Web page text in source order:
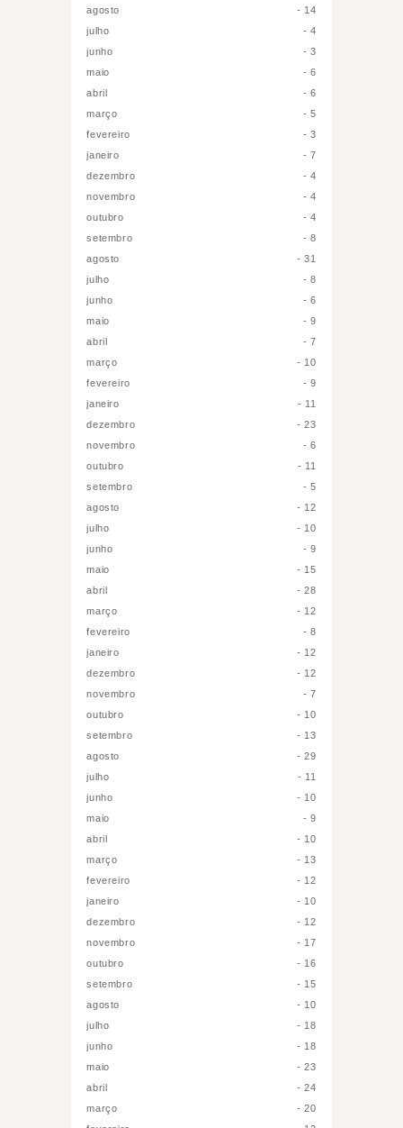
agosto
14
julho
4
junho
3
maio
6
abril
6
março
5
fevereiro
3
janeiro
7
dezembro
4
novembro
4
outubro
4
setembro
8
agosto
31
julho
8
junho
6
maio
9
abril
7
março
10
fevereiro
9
janeiro
11
dezembro
23
novembro
6
outubro
11
setembro
5
agosto
12
julho
10
junho
9
maio
15
abril
28
março
12
fevereiro
8
janeiro
12
dezembro
12
novembro
7
outubro
10
setembro
13
agosto
29
julho
11
junho
10
maio
9
abril
10
março
13
fevereiro
12
janeiro
10
dezembro
12
novembro
17
outubro
16
setembro
15
agosto
10
julho
18
junho
18
maio
23
abril
24
março
20